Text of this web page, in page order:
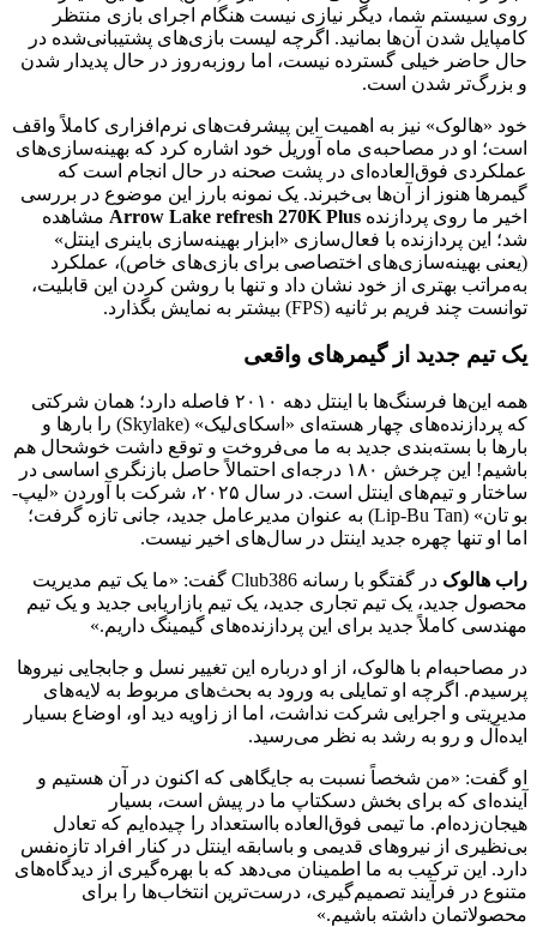
روی سیستم شما، دیگر نیازی نیست هنگام اجرای بازی منتظر
کامپایل شدن آن‌ها بمانید. اگرچه لیست بازی‌های پشتیبانی‌شده در
حال حاضر خیلی گسترده نیست، اما روزبه‌روز در حال پدیدار شدن
و بزرگ‌تر شدن است.
خود «هالوک» نیز به اهمیت این پیشرفت‌های نرم‌افزاری کاملاً واقف
است؛ او در مصاحبه‌ی ماه آوریل خود اشاره کرد که بهینه‌سازی‌های
عملکردی فوق‌العاده‌ای در پشت صحنه در حال انجام است که
گیمرها هنوز از آن‌ها بی‌خبرند. یک نمونه بارز این موضوع در بررسی
اخیر ما روی پردازنده Arrow Lake refresh 270K Plus مشاهده
شد؛ این پردازنده با فعال‌سازی «ابزار بهینه‌سازی باینری اینتل»
(یعنی بهینه‌سازی‌های اختصاصی برای بازی‌های خاص)، عملکرد
به‌مراتب بهتری از خود نشان داد و تنها با روشن کردن این قابلیت،
توانست چند فریم بر ثانیه (FPS) بیشتر به نمایش بگذارد.
یک تیم جدید از گیمرهای واقعی
همه این‌ها فرسنگ‌ها با اینتل دهه ۲۰۱۰ فاصله دارد؛ همان شرکتی
که پردازنده‌های چهار هسته‌ای «اسکای‌لیک» (Skylake) را بارها و
بارها با بسته‌بندی جدید به ما می‌فروخت و توقع داشت خوشحال هم
باشیم! این چرخش ۱۸۰ درجه‌ای احتمالاً حاصل بازنگری اساسی در
ساختار و تیم‌های اینتل است. در سال ۲۰۲۵، شرکت با آوردن «لیپ-
بو تان» (Lip-Bu Tan) به عنوان مدیرعامل جدید، جانی تازه گرفت؛
اما او تنها چهره جدید اینتل در سال‌های اخیر نیست.
راب هالوک
در گفتگو با رسانه Club386 گفت: «ما یک تیم مدیریت
محصول جدید، یک تیم تجاری جدید، یک تیم بازاریابی جدید و یک تیم
مهندسی کاملاً جدید برای این پردازنده‌های گیمینگ داریم.»
در مصاحبه‌ام با هالوک، از او درباره این تغییر نسل و جابجایی نیروها
پرسیدم. اگرچه او تمایلی به ورود به بحث‌های مربوط به لایه‌های
مدیریتی و اجرایی شرکت نداشت، اما از زاویه دید او، اوضاع بسیار
ایده‌آل و رو به رشد به نظر می‌رسید.
او گفت: «من شخصاً نسبت به جایگاهی که اکنون در آن هستیم و
آینده‌ای که برای بخش دسکتاپ ما در پیش است، بسیار
هیجان‌زده‌ام. ما تیمی فوق‌العاده بااستعداد را چیده‌ایم که تعادل
بی‌نظیری از نیروهای قدیمی و باسابقه اینتل در کنار افراد تازه‌نفس
دارد. این ترکیب به ما اطمینان می‌دهد که با بهره‌گیری از دیدگاه‌های
متنوع در فرآیند تصمیم‌گیری، درست‌ترین انتخاب‌ها را برای
محصولاتمان داشته باشیم.»